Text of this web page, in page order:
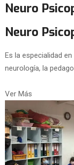
Neuro
Neuro
Es la especialidad
neurología, la
Ver Más